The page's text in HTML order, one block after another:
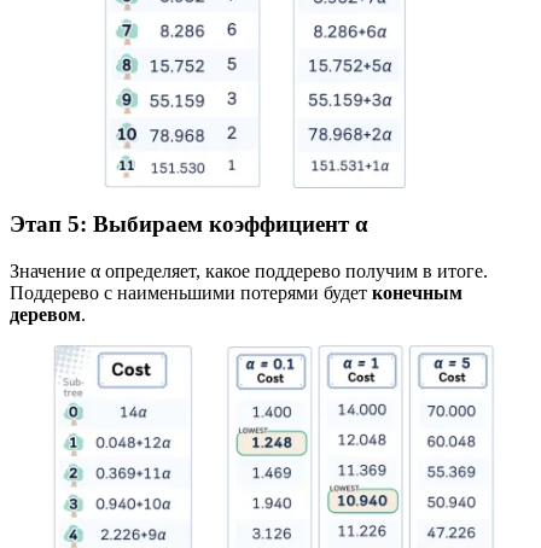
Этап 5: Выбираем коэффициент α
Значение α определяет, какое поддерево получим в итоге.
Поддерево с наименьшими потерями будет конечным
деревом.